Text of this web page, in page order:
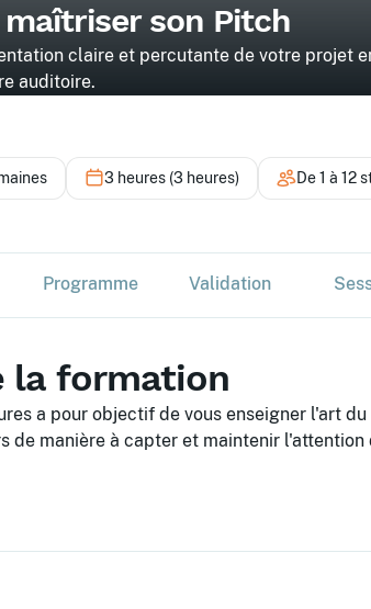
son Pitch
claire et percutante de votre projet
auditoire.
3 heures (3 heures) De 1 à 12
Programme Validation
la formation
a pour objectif de vous enseigner l'art
de manière à capter et maintenir